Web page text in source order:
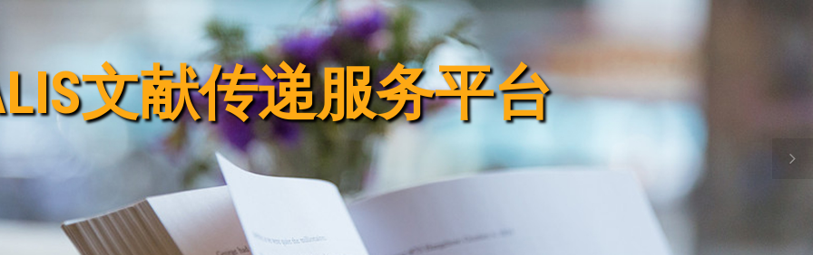
文献传递服务平台
文献传递服务平台
文献传递服务平台
文献传递服务平台
文献传递服务平台